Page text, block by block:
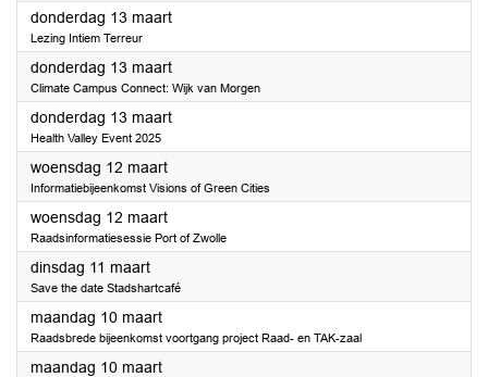
donderdag 13 maart2025
Lezing Intiem Terreur
donderdag 13 maart2025
Climate Campus Connect: Wijk van Morgen
donderdag 13 maart2025
Health Valley Event 2025
woensdag 12 maart2025
Informatiebijeenkomst Visions of Green Cities
woensdag 12 maart2025
Raadsinformatiesessie Port of Zwolle
dinsdag 11 maart2025
Save the date Stadshartcafé
maandag 10 maart2025
Raadsbrede bijeenkomst voortgang project Raad- en TAK-zaal
maandag 10 maart2025